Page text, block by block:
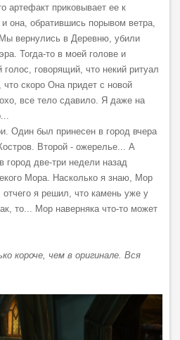
артефакт приковывает ее к
она, обратившись порывом ветра,
вернулись в Деревню, убили
Тогда-то в моей голове и
голос, говорящий, что некий ритуал
скоро Она придет с новой
все тело сдавило. Я даже на
Один был принесен в город вчера
Второй - ожерелье... А
город две-три недели назад
Мора. Насколько я знаю, Мор
я решил, что камень уже у
то... Мор наверняка что-то может
короче, чем в оригинале. Вся